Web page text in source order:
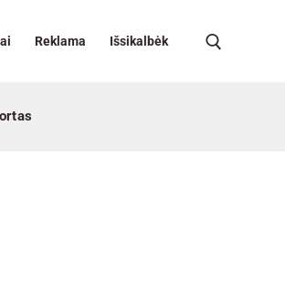
Reklama Išsikalbėk